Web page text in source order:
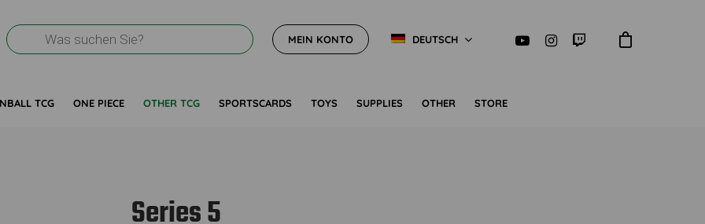
Products
search
MEIN KONTO DEUTSCH
TCG ONE PIECE OTHER TCG SPORTSCARDS TOYS SUPPLIES OTHER STORE
Series 5